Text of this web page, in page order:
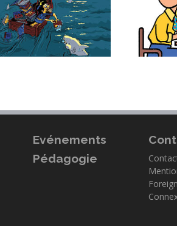
Evénements
Pédagogie